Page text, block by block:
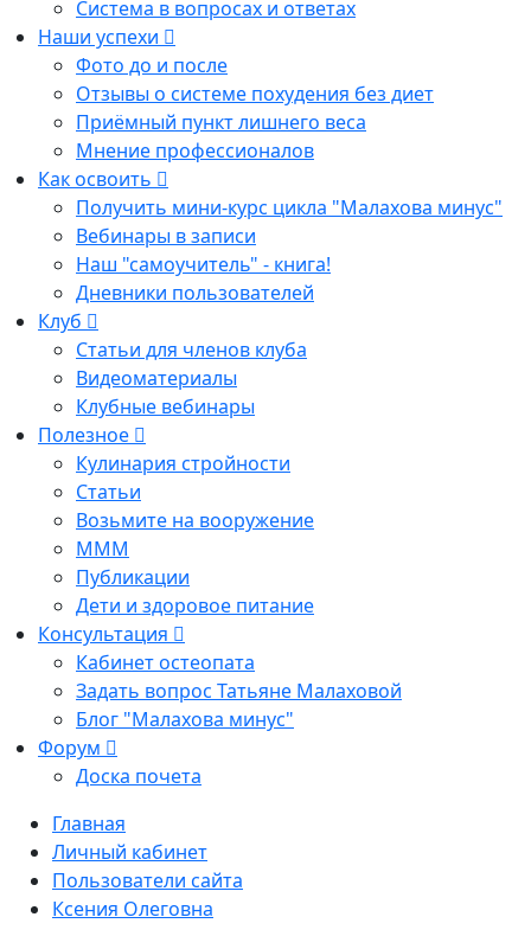
Система в вопросах и ответах
Наши успехи
Фото до и после
Отзывы о системе похудения без диет
Приёмный пункт лишнего веса
Мнение профессионалов
Как освоить
Получить мини-курс цикла "Малахова минус"
Вебинары в записи
Наш "самоучитель" - книга!
Дневники пользователей
Клуб
Статьи для членов клуба
Видеоматериалы
Клубные вебинары
Полезное
Кулинария стройности
Статьи
Возьмите на вооружение
МММ
Публикации
Дети и здоровое питание
Консультация
Кабинет остеопата
Задать вопрос Татьяне Малаховой
Блог "Малахова минус"
Форум
Доска почета
Главная
Личный кабинет
Пользователи сайта
Ксения Олеговна